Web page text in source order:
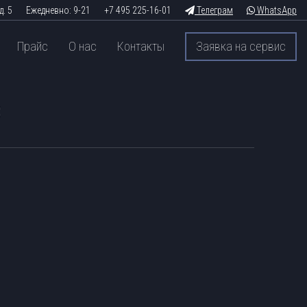
5 Ежедневно: 9-21 +7 495 225-16-01 Телеграм WhatsApp
Прайс О нас Контакты Заявка на сервис